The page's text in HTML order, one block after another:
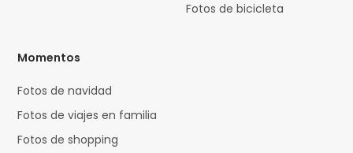
Fotos de bicicleta
Momentos
Fotos de navidad
Fotos de viajes en familia
Fotos de shopping